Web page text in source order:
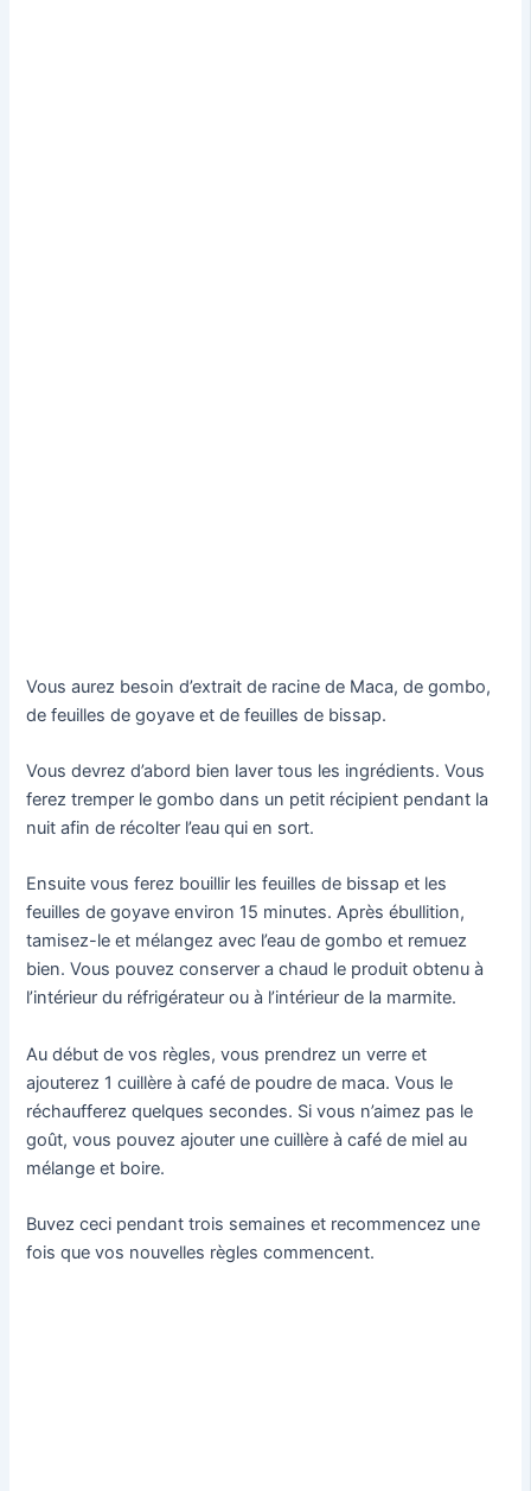
Vous aurez besoin d’extrait de racine de Maca, de gombo,
de feuilles de goyave et de feuilles de bissap.
Vous devrez d’abord bien laver tous les ingrédients. Vous
ferez tremper le gombo dans un petit récipient pendant la
nuit afin de récolter l’eau qui en sort.
Ensuite vous ferez bouillir les feuilles de bissap et les
feuilles de goyave environ 15 minutes. Après ébullition,
tamisez-le et mélangez avec l’eau de gombo et remuez
bien. Vous pouvez conserver a chaud le produit obtenu à
l’intérieur du réfrigérateur ou à l’intérieur de la marmite.
Au début de vos règles, vous prendrez un verre et
ajouterez 1 cuillère à café de poudre de maca. Vous le
réchaufferez quelques secondes. Si vous n’aimez pas le
goût, vous pouvez ajouter une cuillère à café de miel au
mélange et boire.
Buvez ceci pendant trois semaines et recommencez une
fois que vos nouvelles règles commencent.